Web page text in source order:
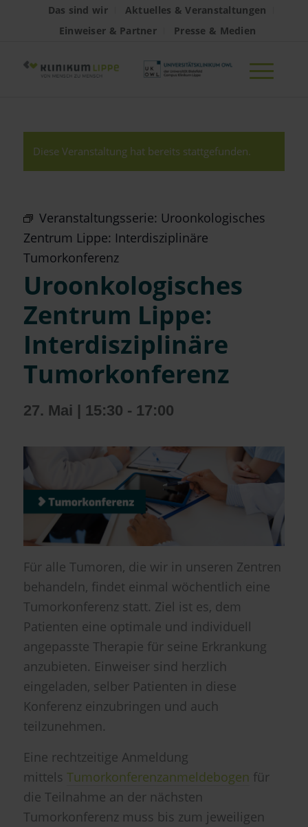
Das sind wir
Aktuelles & Veranstaltungen
Einweiser & Partner
Presse & Medien
Diese Veranstaltung hat bereits stattgefunden.
Veranstaltungsserie: Uroonkologisches
Zentrum Lippe: Interdisziplinäre
Tumorkonferenz
Uroonkologisches
Zentrum Lippe:
Interdisziplinäre
Tumorkonferenz
27. Mai | 15:30 - 17:00
Für alle Tumoren, die wir in unseren Zentren
behandeln, findet einmal wöchentlich eine
Tumorkonferenz statt. Ziel ist es, dem
Patienten eine optimale und individuell
angepasste Therapie für seine Erkrankung
anzubieten. Einweiser sind herzlich
eingeladen, selber Patienten in diese
Konferenz einzubringen und auch
teilzunehmen.
Eine rechtzeitige Anmeldung
mittels Tumorkonferenzanmeldebogen für
die Teilnahme an der nächsten
Tumorkonferenz muss bis zum jeweiligen